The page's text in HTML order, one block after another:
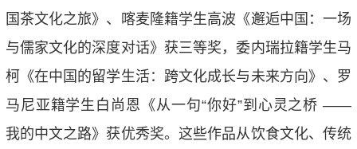
国茶文化之旅》、喀麦隆籍学生高波《邂逅中国：一场
与儒家文化的深度对话》获三等奖，委内瑞拉籍学生马
柯《在中国的留学生活：跨文化成长与未来方向》、罗
马尼亚籍学生白尚恩《从一句“你好”到心灵之桥 ——
我的中文之路》获优秀奖。这些作品从饮食文化、传统